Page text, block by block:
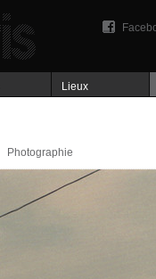
Lieux
Photographie